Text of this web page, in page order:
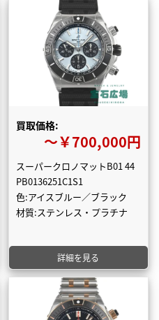
買取価格:
〜￥700,000円
スーパークロノマットB01 44
PB0136251C1S1
色:アイスブルー／ブラック
材質:ステンレス・プラチナ
詳細を見る